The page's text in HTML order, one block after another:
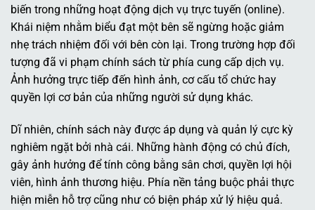
biến trong những hoạt động dịch vụ trực tuyến (online).
Khái niệm nhằm biểu đạt một bên sẽ ngừng hoặc giảm
nhẹ trách nhiệm đối với bên còn lại. Trong trường hợp đối
tượng đã vi phạm chính sách từ phía cung cấp dịch vụ.
Ảnh hưởng trực tiếp đến hình ảnh, cơ cấu tổ chức hay
quyền lợi cơ bản của những người sử dụng khác.
Dĩ nhiên, chính sách này được áp dụng và quản lý cực kỳ
nghiêm ngặt bởi nhà cái. Những hành động có chủ đích,
gây ảnh hưởng để tính công bằng sân chơi, quyền lợi hội
viên, hình ảnh thương hiệu. Phía nền tảng buộc phải thực
hiện miễn hỗ trợ cũng như có biện pháp xử lý hiệu quả.